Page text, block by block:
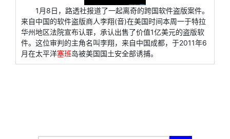
1月8日，路透社报道了一起离奇的跨国软件盗版案件。
来自中国的软件盗版商人李翔(音)在美国时间本周一于特拉
华州地区法院宣布认罪，承认出售了价值1亿美元的盗版软
件。这位审判的主角名叫李翔，来自中国成都，于2011年6
月在太平洋塞班岛被美国国土安全部诱捕。